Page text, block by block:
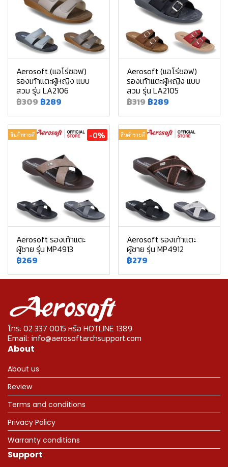
Aerosoft (แอโร่ซอฟ)
รองเท้าแตะผู้หญิง แบบ
สวม รุ่น LA2106
฿309 ฿289
Aerosoft (แอโร่ซอฟ)
รองเท้าแตะผู้หญิง แบบ
สวม รุ่น LA2105
฿319 ฿289
สินค้าขายดี -0%
Aerosoft รองเท้าแตะ
ผู้ชาย รุ่น MP4913
฿269
สินค้าขายดี
Aerosoft รองเท้าแตะ
ผู้ชาย รุ่น MP4912
฿279
โทร: 02 337 0015 หรือ HOTLINE 1389
Email: info@aerosoftarchsupport.com
About
About us
Review
Terms and conditions
Privacy Policy
Warranty conditions
Support